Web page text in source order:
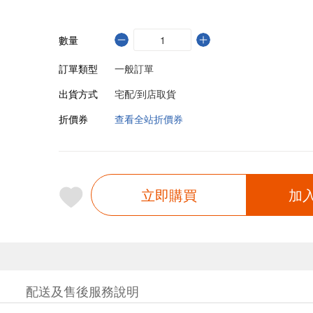
數量
訂單類型
一般訂單
出貨方式
宅配/到店取貨
折價券
查看全站折價券
立即購買 加
配送及售後服務說明